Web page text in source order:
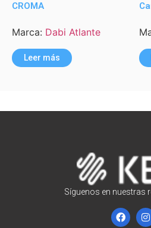
CROMA
Marca: Dabi Atlante
Leer más
Síguenos en nuestras